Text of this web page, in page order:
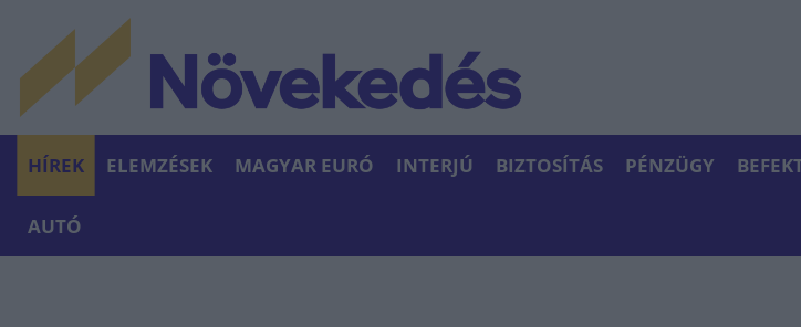
HÍREK ELEMZÉSEK MAGYAR EURÓ INTERJÚ BIZTOSÍTÁS PÉNZÜGY
AUTÓ